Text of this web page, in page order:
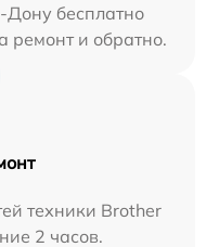
бесплатно
ремонт и обратно.
техники Brother
2 часов.